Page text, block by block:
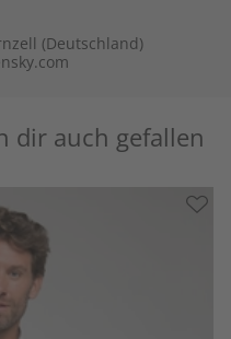
(Deutschland)
dir auch gefallen